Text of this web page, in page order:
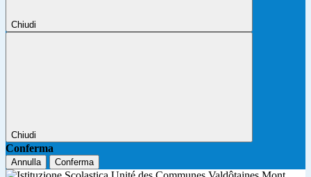
Chiudi
Chiudi
Conferma
Annulla Conferma